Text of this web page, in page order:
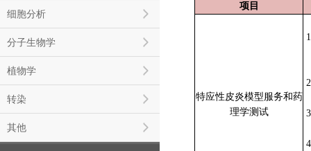
细胞分析
分子生物学
植物学
转染
其他
项目
特应性皮炎模型服务和药
理学测试